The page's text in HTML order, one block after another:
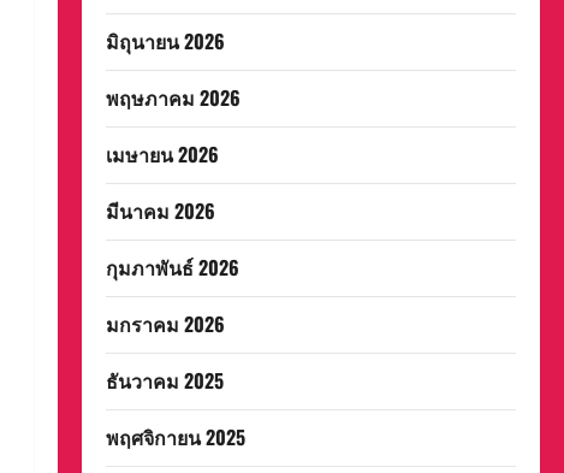
มิถุนายน 2026
พฤษภาคม 2026
เมษายน 2026
มีนาคม 2026
กุมภาพันธ์ 2026
มกราคม 2026
ธันวาคม 2025
พฤศจิกายน 2025